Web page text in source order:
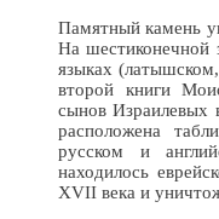
Памятный камень
На шестиконечной
языках
второй книги
сынов Израилевых
расположена
русском и
находилось
XVII века и